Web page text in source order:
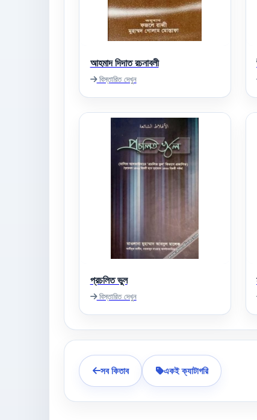
আহমাদ দিদাত রচনাবলী
বিস্তারিত দেখুন
প্রচলিত ভুল
বিস্তারিত দেখুন
সব কিতাব একই ক্যাটাগরি